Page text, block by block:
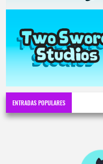
ENTRADAS POPULARES